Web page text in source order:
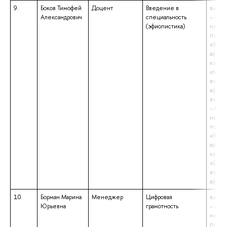
9.
Боков Тимофей
Александрович
Доцент
Введение в
специальность
(эфиопистика)
–
–
10.
Борман Марина
Юрьевна
Менеджер
Цифровая
грамотность
–